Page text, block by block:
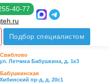
40-77
Подбор специалистом
ул. Летчика Бабушкина, д. 1к3
Хибинский пр-д, д. 20с1